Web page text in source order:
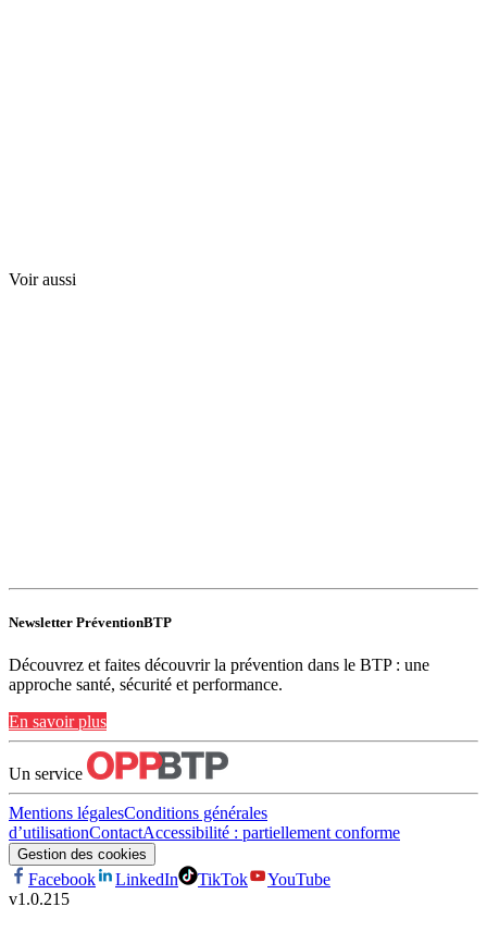
Voir aussi
Newsletter PréventionBTP
Découvrez et faites découvrir la prévention dans le BTP : une
approche santé, sécurité et performance.
En savoir plus
Un service
Mentions légalesConditions générales
d’utilisationContactAccessibilité : partiellement conforme
Gestion des cookies
Facebook LinkedIn TikTok
YouTube
v1.0.215